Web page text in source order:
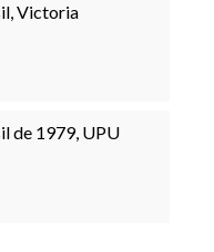
Victoria
de 1979, UPU